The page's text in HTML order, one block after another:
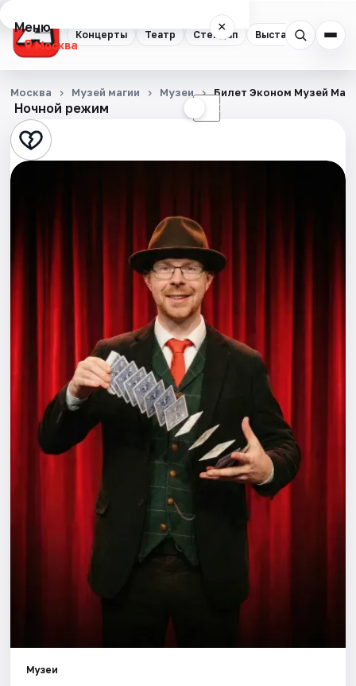
Концерты Театр Стендап Выставки
Меню ×
Москва
Концерты
Театр
Стендап
Города
Ночной режим ☾
Москва Музей магии Музеи Билет Эконом Музей
Музеи